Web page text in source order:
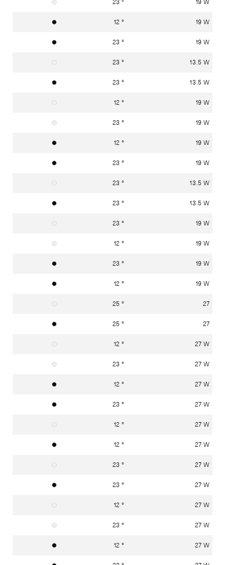
Verkehrsweiss RAL 9016
Graphitschwarz RAL 9011
12 ° 19 W
Graphitschwarz RAL 9011
23 ° 19 W
Verkehrsweiss RAL 9016
23 ° 13.5 W
Graphitschwarz RAL 9011
23 ° 13.5 W
Verkehrsweiss RAL 9016
12 ° 19 W
Verkehrsweiss RAL 9016
23 ° 19 W
Graphitschwarz RAL 9011
12 ° 19 W
Graphitschwarz RAL 9011
23 ° 19 W
Verkehrsweiss RAL 9016
23 ° 13.5 W
Graphitschwarz RAL 9011
23 ° 13.5 W
Verkehrsweiss RAL 9016
23 ° 19 W
Verkehrsweiss RAL 9016
12 ° 19 W
Graphitschwarz RAL 9011
23 ° 19 W
Graphitschwarz RAL 9011
12 ° 19 W
Verkehrsweiss RAL 9016
25 ° 27
Graphitschwarz RAL 9011
25 ° 27
Verkehrsweiss RAL 9016
12 ° 27 W
Verkehrsweiss RAL 9016
23 ° 27 W
Graphitschwarz RAL 9011
12 ° 27 W
Graphitschwarz RAL 9011
23 ° 27 W
Verkehrsweiss RAL 9016
12 ° 27 W
Graphitschwarz RAL 9011
12 ° 27 W
Verkehrsweiss RAL 9016
23 ° 27 W
Graphitschwarz RAL 9011
23 ° 27 W
Verkehrsweiss RAL 9016
12 ° 27 W
Verkehrsweiss RAL 9016
23 ° 27 W
Graphitschwarz RAL 9011
12 ° 27 W